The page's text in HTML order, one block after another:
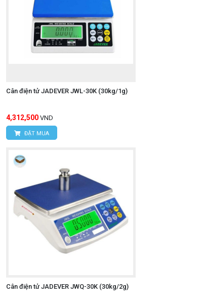
Cân điện tử JADEVER JWL-30K (30kg/1g)
4,312,500 VND
ĐẶT MUA
Cân điện tử JADEVER JWQ-30K (30kg/2g)